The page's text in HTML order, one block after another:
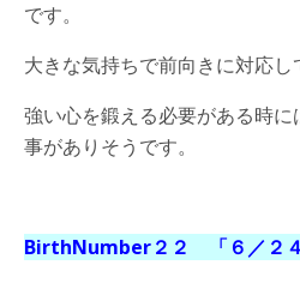
です。
大きな気持ちで前向きに対応し
強い心を鍛える必要がある時
事がありそうです。
BirthNumber２２ 「６／２４